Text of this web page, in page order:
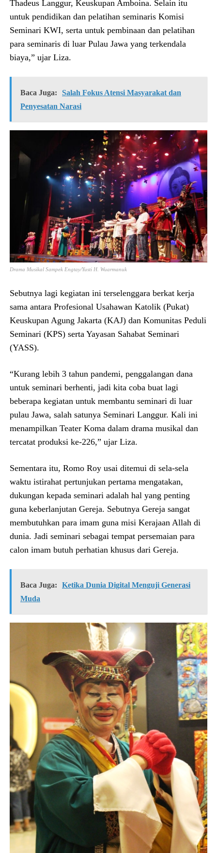
Thadeus Langgur, Keuskupan Amboina. Selain itu
untuk pendidikan dan pelatihan seminaris Komisi
Seminari KWI, serta untuk pembinaan dan pelatihan
para seminaris di luar Pulau Jawa yang terkendala
biaya,” ujar Liza.
Baca Juga:
Salah Fokus Atensi Masyarakat dan
Penyesatan Narasi
Drama Musikal Sampek Engtay/Yusti H. Wuarmanuk
Sebutnya lagi kegiatan ini terselenggara berkat kerja
sama antara Profesional Usahawan Katolik (Pukat)
Keuskupan Agung Jakarta (KAJ) dan Komunitas Peduli
Seminari (KPS) serta Yayasan Sahabat Seminari
(YASS).
“Kurang lebih 3 tahun pandemi, penggalangan dana
untuk seminari berhenti, jadi kita coba buat lagi
beberapa kegiatan untuk membantu seminari di luar
pulau Jawa, salah satunya Seminari Langgur. Kali ini
menampilkan Teater Koma dalam drama musikal dan
tercatat produksi ke-226,” ujar Liza.
Sementara itu, Romo Roy usai ditemui di sela-sela
waktu istirahat pertunjukan pertama mengatakan,
dukungan kepada seminari adalah hal yang penting
guna keberlanjutan Gereja. Sebutnya Gereja sangat
membutuhkan para imam guna misi Kerajaan Allah di
dunia. Jadi seminari sebagai tempat persemaian para
calon imam butuh perhatian khusus dari Gereja.
Baca Juga:
Ketika Dunia Digital Menguji Generasi
Muda